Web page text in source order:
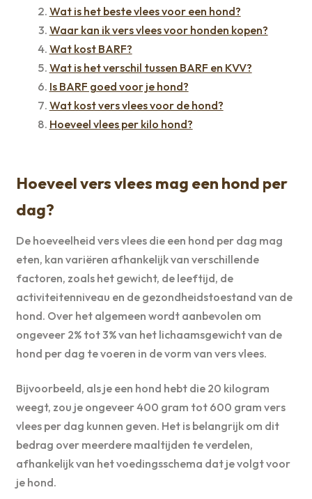
Wat is het beste vlees voor een hond?
Waar kan ik vers vlees voor honden kopen?
Wat kost BARF?
Wat is het verschil tussen BARF en KVV?
Is BARF goed voor je hond?
Wat kost vers vlees voor de hond?
Hoeveel vlees per kilo hond?
Hoeveel vers vlees mag een hond per
dag?
De hoeveelheid vers vlees die een hond per dag mag
eten, kan variëren afhankelijk van verschillende
factoren, zoals het gewicht, de leeftijd, de
activiteitenniveau en de gezondheidstoestand van de
hond. Over het algemeen wordt aanbevolen om
ongeveer 2% tot 3% van het lichaamsgewicht van de
hond per dag te voeren in de vorm van vers vlees.
Bijvoorbeeld, als je een hond hebt die 20 kilogram
weegt, zou je ongeveer 400 gram tot 600 gram vers
vlees per dag kunnen geven. Het is belangrijk om dit
bedrag over meerdere maaltijden te verdelen,
afhankelijk van het voedingsschema dat je volgt voor
je hond.